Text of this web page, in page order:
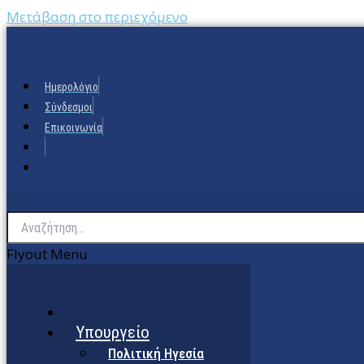
Μετάβαση στο περιεχόμενο
Ημερολόγιο
Σύνδεσμοι
Επικοινωνία
Flyout Menu
Υπουργείο
Πολιτική Ηγεσία